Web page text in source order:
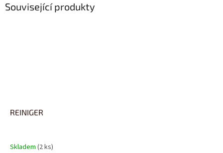
Související produkty
REINIGER
Skladem (2 ks)